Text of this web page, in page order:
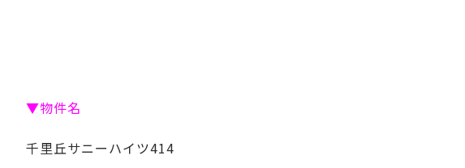
▼物件名
千里丘サニーハイツ414